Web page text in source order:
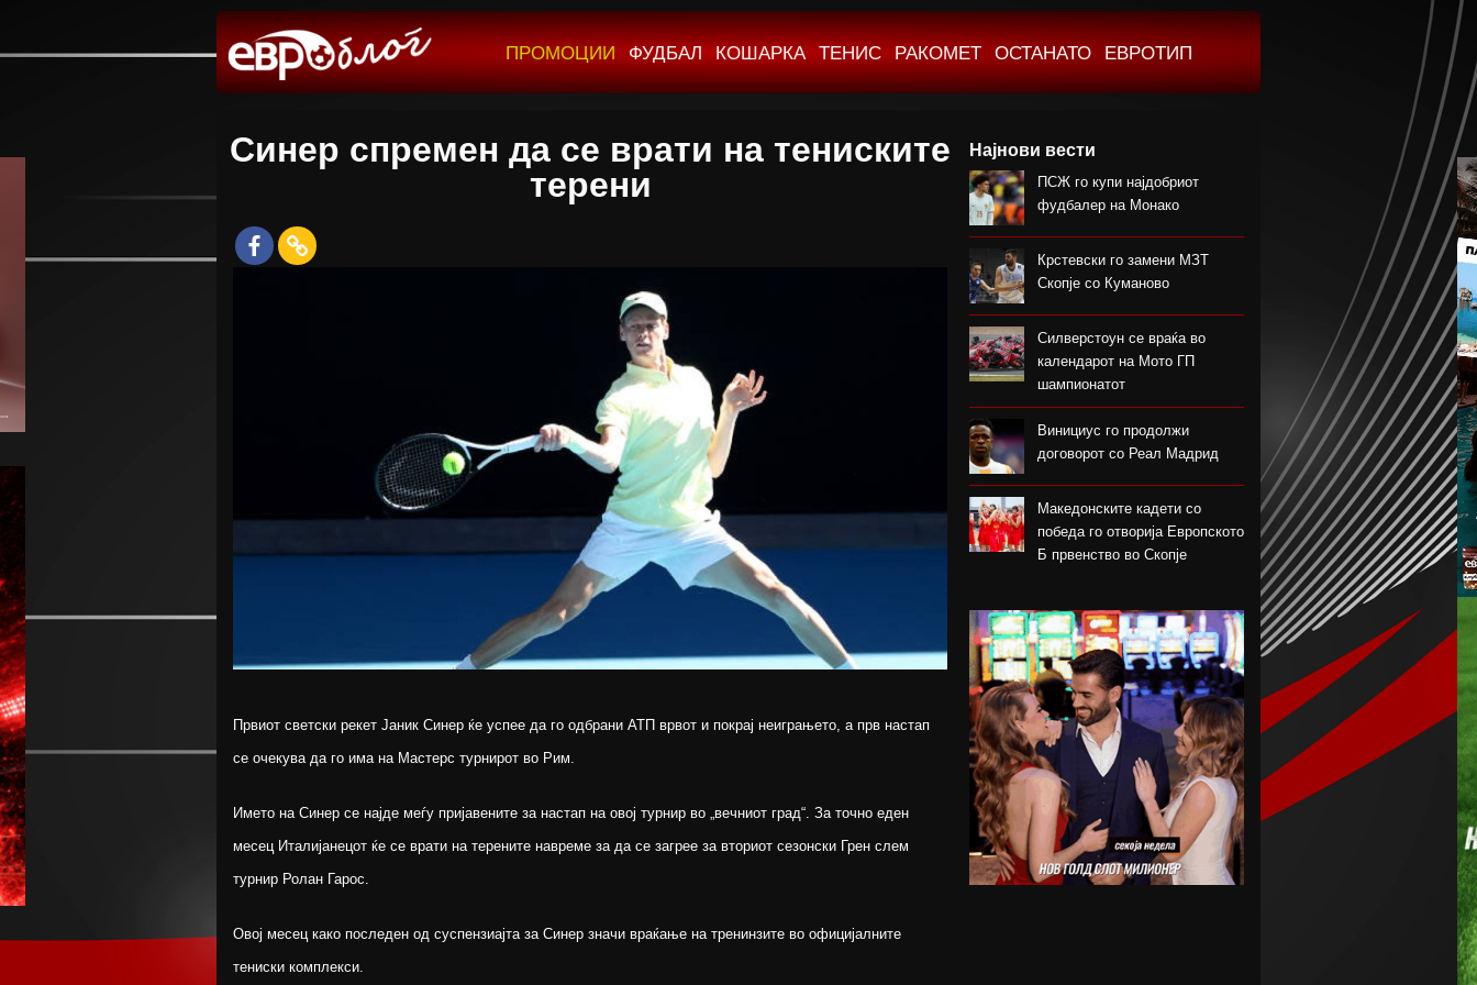
ПРОМОЦИИ ФУДБАЛ КОШАРКА ТЕНИС РАКОМЕТ ОСТАНАТО ЕВРОТИП
Синер спремен да се врати на тениските
терени
Првиот светски рекет Јаник Синер ќе успее да го одбрани АТП врвот и покрај неиграњето, а прв настап
се очекува да го има на Мастерс турнирот во Рим.
Името на Синер се најде меѓу пријавените за настап на овој турнир во „вечниот град“. За точно еден
месец Италијанецот ќе се врати на терените навреме за да се загрее за вториот сезонски Грен слем
турнир Ролан Гарос.
Овој месец како последен од суспензиајта за Синер значи враќање на тренинзите во официјалните
тениски комплекси.
Најнови вести
ПСЖ го купи најдобриот
фудбалер на Монако
Крстевски го замени МЗТ
Скопје со Куманово
Силверстоун се враќа во
календарот на Мото ГП
шампионатот
Винициус го продолжи
договорот со Реал Мадрид
Македонските кадети со
победа го отворија Европското
Б првенство во Скопје
првиот меч против Хибернијан
Реал го официјализира
рекордниот трансфер на
Диоманде
Томас Волкап преговара со
Дубаи
Перишиќ дал согласност за
враќање во Интер